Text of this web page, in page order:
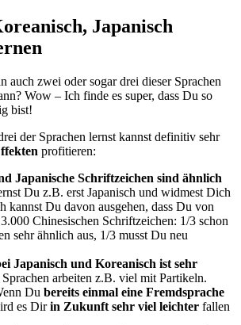
Japanisch
auch zwei oder sogar drei dieser Sprachen
Wow – Ich finde es super, dass Du so
bist!
der Sprachen lernst kannst definitiv sehr
profitieren:
Japanische Schriftzeichen sind ähnlich
Du z.B. erst Japanisch und widmest Dich
kannst Du davon ausgehen, dass Du von
Chinesischen Schriftzeichen: 1/3 schon
sehr ähnlich aus, 1/3 musst Du neu
Japanisch und Koreanisch ist sehr
arbeiten z.B. viel mit Partikeln.
Du bereits einmal eine Fremdsprache
es Dirin Zukunft sehr viel leichter fallen